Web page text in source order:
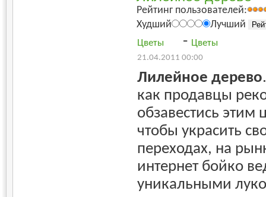
Рейтинг пользователей:
Худший
Лучший
Цветы - Цветы
21.04.2011 00:00
Лилейное дерево
как продавцы
обзавестись
чтобы украсить
переходах, на
интернет бойко
уникальными